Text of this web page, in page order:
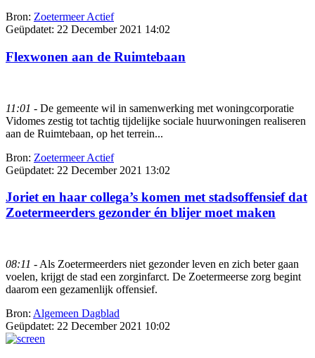
Bron: Zoetermeer Actief
Geüpdatet: 22 December 2021 14:02
Flexwonen aan de Ruimtebaan
11:01 - De gemeente wil in samenwerking met woningcorporatie
Vidomes zestig tot tachtig tijdelijke sociale huurwoningen realiseren
aan de Ruimtebaan, op het terrein...
Bron: Zoetermeer Actief
Geüpdatet: 22 December 2021 13:02
Joriet en haar collega’s komen met stadsoffensief dat
Zoetermeerders gezonder én blijer moet maken
08:11 - Als Zoetermeerders niet gezonder leven en zich beter gaan
voelen, krijgt de stad een zorginfarct. De Zoetermeerse zorg begint
daarom een gezamenlijk offensief.
Bron: Algemeen Dagblad
Geüpdatet: 22 December 2021 10:02